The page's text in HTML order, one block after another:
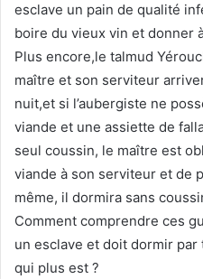
esclave un pain de qualité
boire du vieux vin et donner
Plus encore,le talmud
maître et son serviteur
nuit,et si l’aubergiste ne
viande et une assiette de
seul coussin, le maître est
viande à son serviteur et de
même, il dormira sans
Comment comprendre ces
un esclave et doit dormir
qui plus est ?